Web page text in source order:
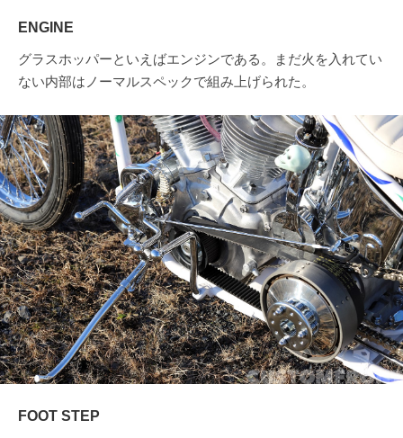
ENGINE
グラスホッパーといえばエンジンである。まだ火を入れてい
ない内部はノーマルスペックで組み上げられた。
FOOT STEP